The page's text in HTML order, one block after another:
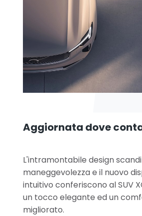
Aggiornata dove
L'intramontabile design
maneggevolezza e il nuovo
intuitivo conferiscono al SUV
un tocco elegante ed un
migliorato.